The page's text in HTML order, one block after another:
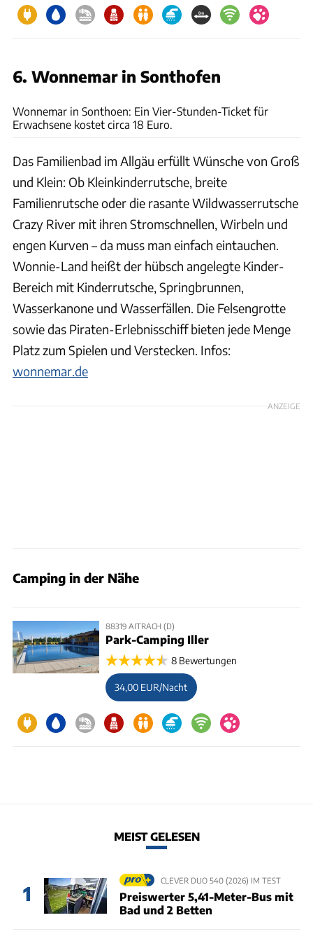
6. Wonnemar in Sonthofen
Wonnemar in Sonthoen: Ein Vier-Stunden-Ticket für
Erwachsene kostet circa 18 Euro.
Das Familienbad im Allgäu erfüllt Wünsche von Groß
und Klein: Ob Kleinkinderrutsche, breite
Familienrutsche oder die rasante Wildwasserrutsche
Crazy River mit ihren Stromschnellen, Wirbeln und
engen Kurven – da muss man einfach eintauchen.
Wonnie-Land heißt der hübsch angelegte Kinder-
Bereich mit Kinderrutsche, Springbrunnen,
Wasserkanone und Wasserfällen. Die Felsengrotte
sowie das Piraten-Erlebnisschiff bieten jede Menge
Platz zum Spielen und Verstecken. Infos:
wonnemar.de
ANZEIGE
Camping in der Nähe
88319 AITRACH (D)
Park-Camping Iller
8 Bewertungen
34,00 EUR/Nacht
MEIST GELESEN
1
CLEVER DUO 540 (2026) IM TEST
Preiswerter 5,41-Meter-Bus mit
Bad und 2 Betten